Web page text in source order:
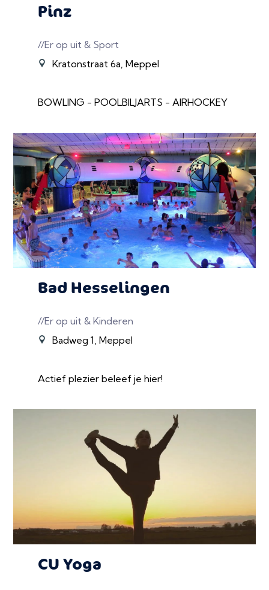
Pinz
//Er op uit & Sport
Kratonstraat 6a, Meppel
BOWLING - POOLBILJARTS - AIRHOCKEY
Bad Hesselingen
//Er op uit & Kinderen
Badweg 1, Meppel
Actief plezier beleef je hier!
CU Yoga